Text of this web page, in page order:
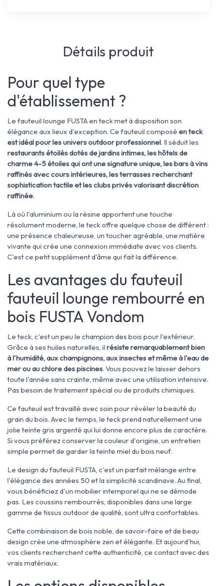
Détails produit
Pour quel type
d'établissement ?
Le fauteuil lounge FUSTA en teck met à disposition son
élégance aux lieux d'exception. Ce fauteuil composé en teck
est idéal pour les univers outdoor professionnel. Il séduit les
restaurants étoilés dotés de jardins intimes, les hôtels de
charme 4-5 étoiles qui ont une signature unique, les bars à vins
raffinés avec cours intérieures, les terrasses recherchant
sophistication tactile et les clubs privés valorisant discrétion
raffinée.
Là où l'aluminium ou la résine apportent une touche
résolument moderne, le teck offre quelque chose de différent :
une présence chaleureuse, un toucher agréable, une matière
vivante qui crée une connexion immédiate avec vos clients.
C'est ce petit supplément d'âme qui fait la différence.
Les avantages du fauteuil
fauteuil lounge rembourré en
bois FUSTA Vondom
Le teck, c'est un peu le champion des bois pour l'extérieur.
Grâce à ses huiles naturelles, il résiste remarquablement bien
à l'humidité, aux champignons, aux insectes et même à l'eau de
mer ou au chlore des piscines. Vous pouvez le laisser dehors
toute l'année sans crainte, même avec une utilisation intensive.
Pas besoin de traitement spécial ou de produits chimiques.
Ce fauteuil est travaillé avec soin pour révéler la beauté du
grain du bois. Avec le temps, le teck prend naturellement une
jolie teinte gris argenté qui lui donne encore plus de caractère.
Si vous préférez conserver la couleur d'origine, un entretien
simple permet de garder la teinte miel du bois neuf.
Le design du fauteuil FUSTA, c'est un parfait mélange entre
l'élégance des années 50 et la simplicité scandinave. Au final,
vous bénéficiez d'un mobilier intemporel qui ne se démode
pas. Les coussins rembourrés, disponibles dans une large
gamme de tissus outdoor de qualité, sont ultra confortables.
Cette combinaison de bois noble, de savoir-faire et de beau
design crée une atmosphère zen et élégante. Et aujourd'hui,
vos clients recherchent cette authenticité, ce contact avec des
vrais matériaux.